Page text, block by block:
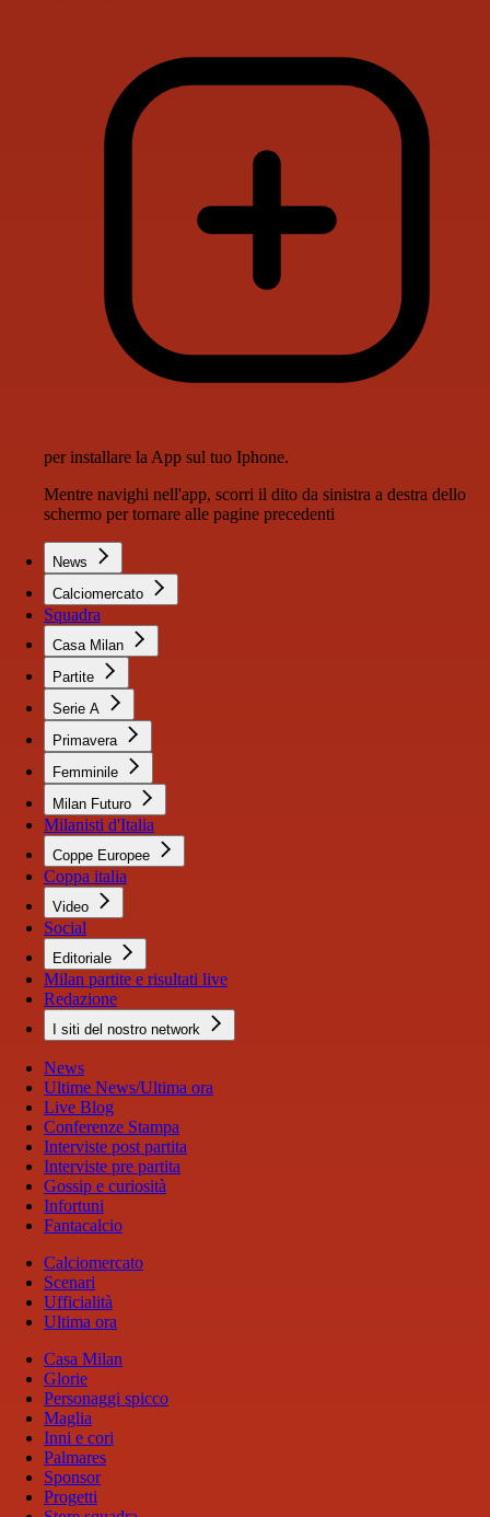
per installare la App sul tuo Iphone.
Mentre navighi nell'app, scorri il dito da sinistra a destra dello
schermo per tornare alle pagine precedenti
News
Calciomercato
Squadra
Casa Milan
Partite
Serie A
Primavera
Femminile
Milan Futuro
Milanisti d'Italia
Coppe Europee
Coppa italia
Video
Social
Editoriale
Milan partite e risultati live
Redazione
I siti del nostro network
News
Ultime News/Ultima ora
Live Blog
Conferenze Stampa
Interviste post partita
Interviste pre partita
Gossip e curiosità
Infortuni
Fantacalcio
Calciomercato
Scenari
Ufficialità
Ultima ora
Casa Milan
Glorie
Personaggi spicco
Maglia
Inni e cori
Palmares
Sponsor
Progetti